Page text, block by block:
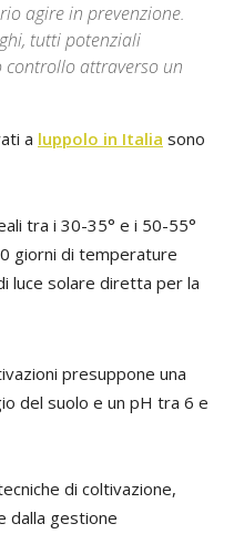
agire in prevenzione.
tutti potenziali
controllo attraverso un
a luppolo in Italia sono
tra i 30-35° e i 50-55°
giorni di temperature
luce solare diretta per la
presuppone una
del suolo e un pH tra 6 e
di coltivazione,
dalla gestione